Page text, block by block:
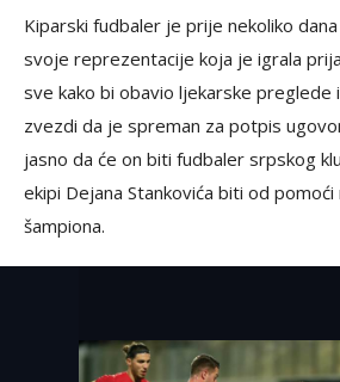
Kiparski fudbaler je prije nekoliko
svoje reprezentacije koja je igrala
sve kako bi obavio ljekarske preglede
zvezdi da je spreman za potpis
jasno da će on biti fudbaler srpskog
ekipi Dejana Stankovića biti od
šampiona.